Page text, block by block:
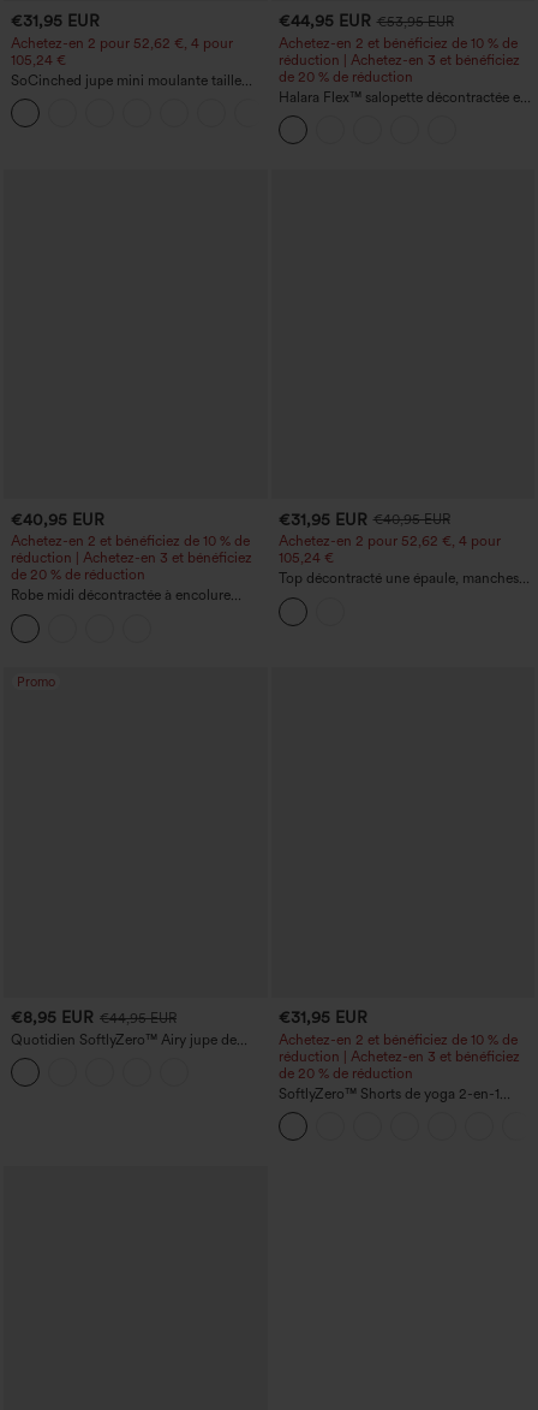
€31,95 EUR
Achetez-en 2 pour 52,62 €, 4 pour
105,24 €
SoCinched jupe mini moulante taille
haute 2-en-1 en polaire et PU —
contrôle du ventre, froncée, ourlet
arrondi
€44,95 EUR €53,95 EUR
Achetez-en 2 et bénéficiez de 10 % de
réduction | Achetez-en 3 et bénéficiez
de 20 % de réduction
Halara Flex™ salopette décontractée en
denim délavé à encolure carrée avec
poches
€40,95 EUR
Achetez-en 2 et bénéficiez de 10 % de
réduction | Achetez-en 3 et bénéficiez
de 20 % de réduction
Robe midi décontractée à encolure
ronde, sans manches, avec soutien-
gorge intégré et ourlet à volants
€31,95 EUR €40,95 EUR
Achetez-en 2 pour 52,62 €, 4 pour
105,24 €
Top décontracté une épaule, manches
courtes, ourlet arrondi hi-low,
soutien‑gorge intégré, motif à pois
Promo
€8,95 EUR €44,95 EUR
Quotidien SoftlyZero™ Airy jupe de
tennis mini croisée 2-en-1 avec poche
latérale InstantCool - Lucid
€31,95 EUR
Achetez-en 2 et bénéficiez de 10 % de
réduction | Achetez-en 3 et bénéficiez
de 20 % de réduction
SoftlyZero™ Shorts de yoga 2-en-1
InstantCool, super taille haute, aérés, 5''
avec poches — longueur allongée